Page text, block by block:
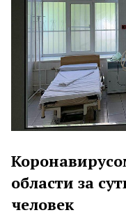
области за
человек